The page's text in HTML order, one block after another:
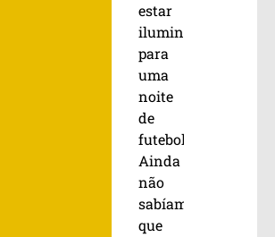
estar
iluminado
para
uma
noite
de
futebol.
Ainda
não
sabíamos
que